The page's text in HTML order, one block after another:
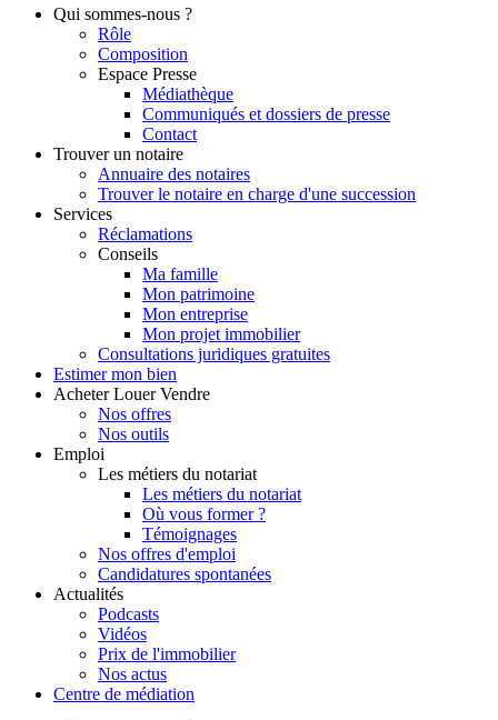
Qui sommes-nous ?
Rôle
Composition
Espace Presse
Médiathèque
Communiqués et dossiers de presse
Contact
Trouver un notaire
Annuaire des notaires
Trouver le notaire en charge d'une succession
Services
Réclamations
Conseils
Ma famille
Mon patrimoine
Mon entreprise
Mon projet immobilier
Consultations juridiques gratuites
Estimer mon bien
Acheter Louer Vendre
Nos offres
Nos outils
Emploi
Les métiers du notariat
Les métiers du notariat
Où vous former ?
Témoignages
Nos offres d'emploi
Candidatures spontanées
Actualités
Podcasts
Vidéos
Prix de l'immobilier
Nos actus
Centre de médiation